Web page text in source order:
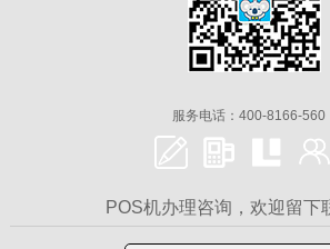
服务电话：400-8166-560
POS机办理咨询，欢迎留下